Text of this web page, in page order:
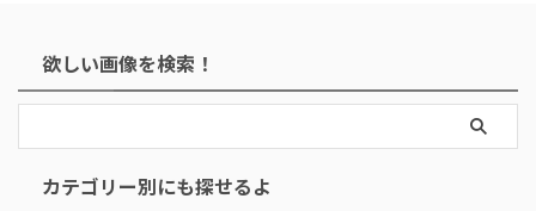
欲しい画像を検索！
カテゴリー別にも探せるよ